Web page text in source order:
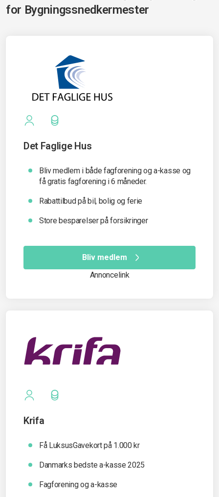
for Bygningssnedkermester
Det Faglige Hus
Bliv medlem i både fagforening og a-kasse og
få gratis fagforening i 6 måneder.
Rabattilbud på bil, bolig og ferie
Store besparelser på forsikringer
Bliv medlem
Annoncelink
Krifa
Få LuksusGavekort på 1.000 kr
Danmarks bedste a-kasse 2025
Fagforening og a-kasse